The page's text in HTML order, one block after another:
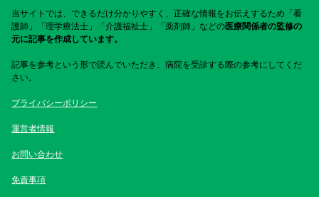
当サイトでは、できるだけ分かりやすく、正確な情報をお伝えするため「看
護師」「理学療法士」「介護福祉士」「薬剤師」などの医療関係者の監修の
元に記事を作成しています。
記事を参考という形で読んでいただき、病院を受診する際の参考にしてくだ
さい。
プライバシーポリシー
運営者情報
お問い合わせ
免責事項